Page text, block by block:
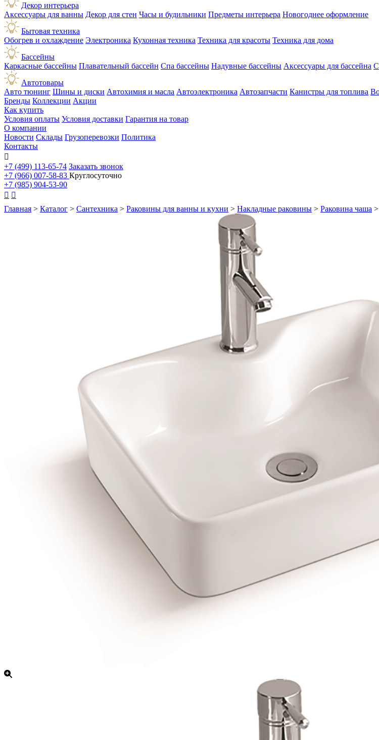
Декор интерьера
Аксессуары для ванны Декор для стен Часы и будильники Предметы интерьера Новогоднее оформление
Бытовая техника
Обогрев и охлаждение Электроника Кухонная техника Техника для красоты Техника для дома
Бассейны
Каркасные бассейны Плавательный бассейн Спа бассейны Надувные бассейны Аксессуары для бассейна
Автотовары
Авто тюнинг Шины и диски Автохимия и масла Автоэлектроника Автозапчасти Канистры для топлива
Бренды Коллекции Акции
Как купить
Условия оплаты Условия доставки Гарантия на товар
О компании
Новости Склады Грузоперевозки Политика
Контакты

+7 (499) 113-65-74 Заказать звонок
+7 (966) 007-58-83 Круглосуточно
+7 (985) 904-53-90
 
Главная > Каталог > Сантехника > Раковины для ванны и кухни > Накладные раковины > Раковина чаша